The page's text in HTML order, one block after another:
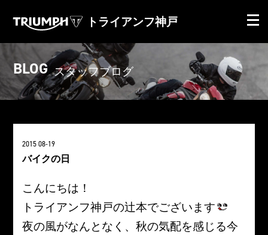
トライアンフ神戸
BLOG スタッフブログ
2015 08-19
バイクの日
こんにちは！
トライアンフ神戸の辻本でございます
夜の風がなんとなく、秋の気配を感じる今